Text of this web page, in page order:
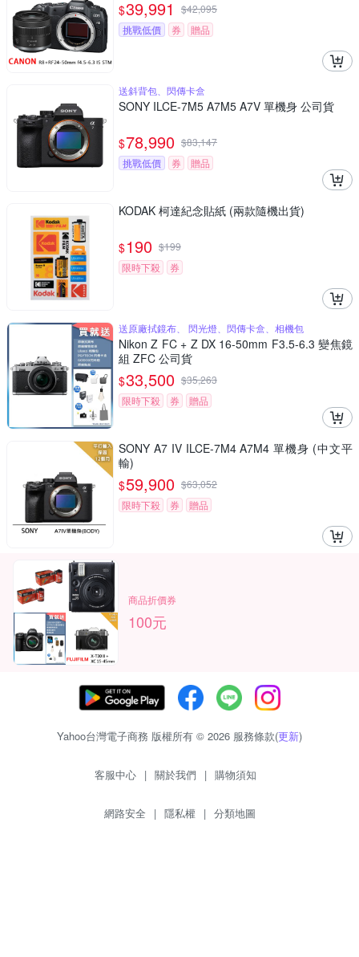
$39,991 $42,095
挑戰低價
券 贈品
送斜背包、閃傳卡盒
SONY ILCE-7M5 A7M5 A7V 單機身 公司貨
$78,990 $83,147
挑戰低價
券 贈品
KODAK 柯達紀念貼紙 (兩款隨機出貨)
$190 $199
限時下殺
券
送原廠拭鏡布、 閃光燈、閃傳卡盒、相機包
Nikon Z FC + Z DX 16-50mm F3.5-6.3 變焦鏡
組 ZFC 公司貨
$33,500 $35,263
限時下殺
券 贈品
SONY A7 IV ILCE-7M4 A7M4 單機身 (中文平
輸)
$59,900 $63,052
限時下殺
券 贈品
商品折價券
100元
Yahoo台灣電子商務 版權所有 © 2026 服務條款(更新)
客服中心 | 關於我們 | 購物須知
網路安全 | 隱私權 | 分類地圖